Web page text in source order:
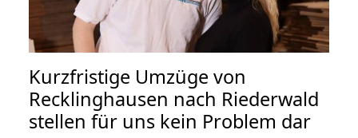
Kurzfristige Umzüge von
Recklinghausen nach Riederwald
stellen für uns kein Problem dar